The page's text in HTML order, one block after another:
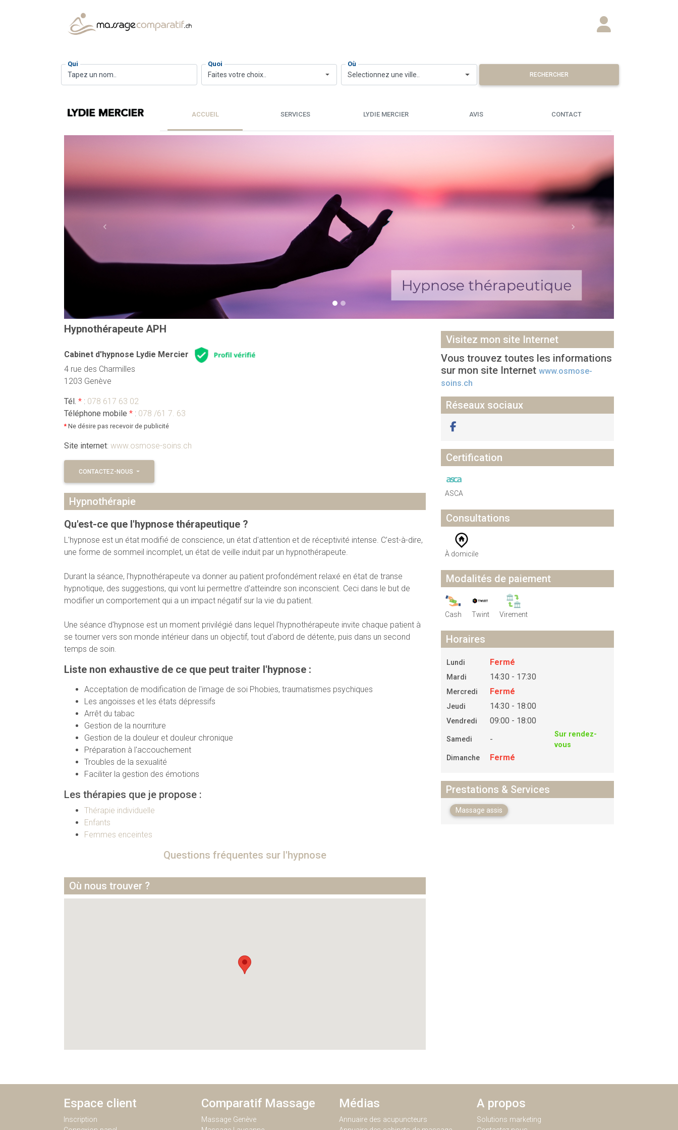
Qui Quoi
Faites votre choix..
Où
Selectionnez une ville.. RECHERCHER
ACCUEIL SERVICES LYDIE MERCIER AVIS CONTACT
Previous Next
Hypnothérapeute APH
Cabinet d'hypnose Lydie Mercier
4 rue des Charmilles
1203 Genève
Tél. *: 078 617 63 02
Téléphone mobile *: 078 /61 7. 63
*Ne désire pas recevoir de publicité
Site internet: www.osmose-soins.ch
CONTACTEZ-NOUS
Hypnothérapie
Qu'est-ce que l'hypnose thérapeutique ?
L'hypnose est un état modifié de conscience, un état d'attention et de réceptivité intense. C’est-à-dire,
une forme de sommeil incomplet, un état de veille induit par un hypnothérapeute.
Durant la séance, l'hypnothérapeute va donner au patient profondément relaxé en état de transe
hypnotique, des suggestions, qui vont lui permettre d'atteindre son inconscient. Ceci dans le but de
modifier un comportement qui a un impact négatif sur la vie du patient. ​
Une séance d'hypnose est un moment privilégié dans lequel l'hypnothérapeute invite chaque patient à
se tourner vers son monde intérieur dans un objectif, tout d'abord de détente, puis dans un second
temps de soin. ​
Liste non exhaustive de ce que peut traiter l'hypnose :
Acceptation de modification de l'image de soi Phobies, traumatismes psychiques
Les angoisses et les états dépressifs
Arrêt du tabac
Gestion de la nourriture
Gestion de la douleur et douleur chronique
Préparation à l'accouchement
Troubles de la sexualité
Faciliter la gestion des émotions
Les thérapies que je propose :
Thérapie individuelle
Enfants
Femmes enceintes
Questions fréquentes sur l'hypnose
Où nous trouver ?
Visitez mon site Internet
Vous trouvez toutes les informations
sur mon site Internet www.osmose-
soins.ch
Réseaux sociaux
Certification
ASCA
Consultations
À domicile
Modalités de paiement
Cash Twint Virement
Horaires
Lundi Fermé
Mardi 14:30 - 17:30
Mercredi Fermé
Jeudi 14:30 - 18:00
Vendredi 09:00 - 18:00
Samedi -
Sur rendez-
vous
Dimanche
Fermé
Prestations & Services
Massage assis
Espace client
Inscription
Comparatif Massage
Massage Genève
Médias
Annuaire des acupuncteurs
A propos
Solutions marketing